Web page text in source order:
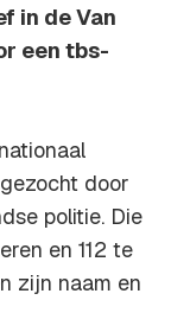
in de Van
een tbs-
door
politie. Die
en 112 te
zijn naam en